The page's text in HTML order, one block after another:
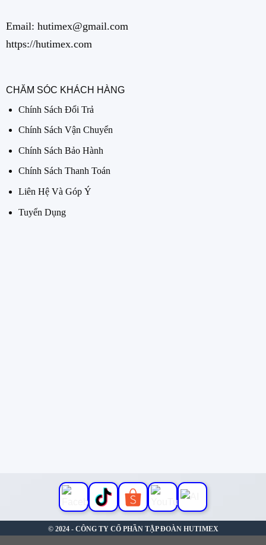
Email: hutimex@gmail.com
https://hutimex.com
CHĂM SÓC KHÁCH HÀNG
Chính Sách Đổi Trả
Chính Sách Vận Chuyển
Chính Sách Bảo Hành
Chính Sách Thanh Toán
Liên Hệ Và Góp Ý
Tuyển Dụng
© 2024 - CÔNG TY CỔ PHẦN TẬP ĐOÀN HUTIMEX